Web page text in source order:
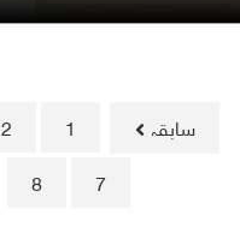
سابقہ 1
2
7
8